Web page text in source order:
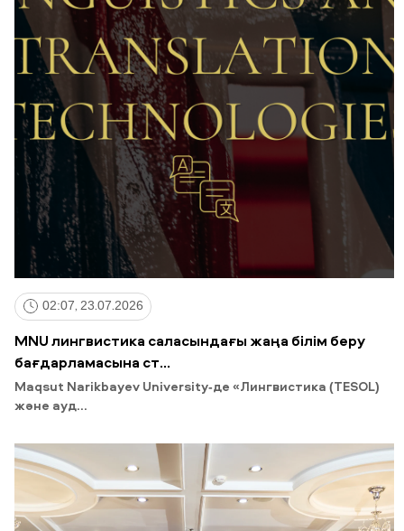
02:07, 23.07.2026
MNU лингвистика саласындағы жаңа білім беру
бағдарламасына ст...
Maqsut Narikbayev University-де «Лингвистика (TESOL)
және ауд...